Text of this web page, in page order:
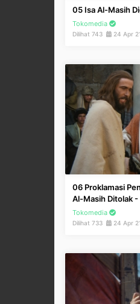
05 Isa Al-Masih
Tokomedia
Dilihat 743 24 Apr
06 Proklamasi
Al-Masih Ditolak -
Tokomedia
Dilihat 733 24 Apr